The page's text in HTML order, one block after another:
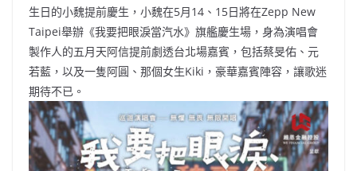
生日的小魏提前慶生，小魏在5月14、15日將在Zepp New
Taipei舉辦《我要把眼淚當汽水》旗艦慶生場，身為演唱會
製作人的五月天阿信提前劇透台北場嘉賓，包括蔡旻佑、元
若藍，以及一隻阿圓、那個女生Kiki，豪華嘉賓陣容，讓歌迷
期待不已。